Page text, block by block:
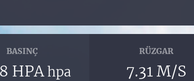
BASINÇ
HPAhpa
RÜZGAR
7.31 M/S